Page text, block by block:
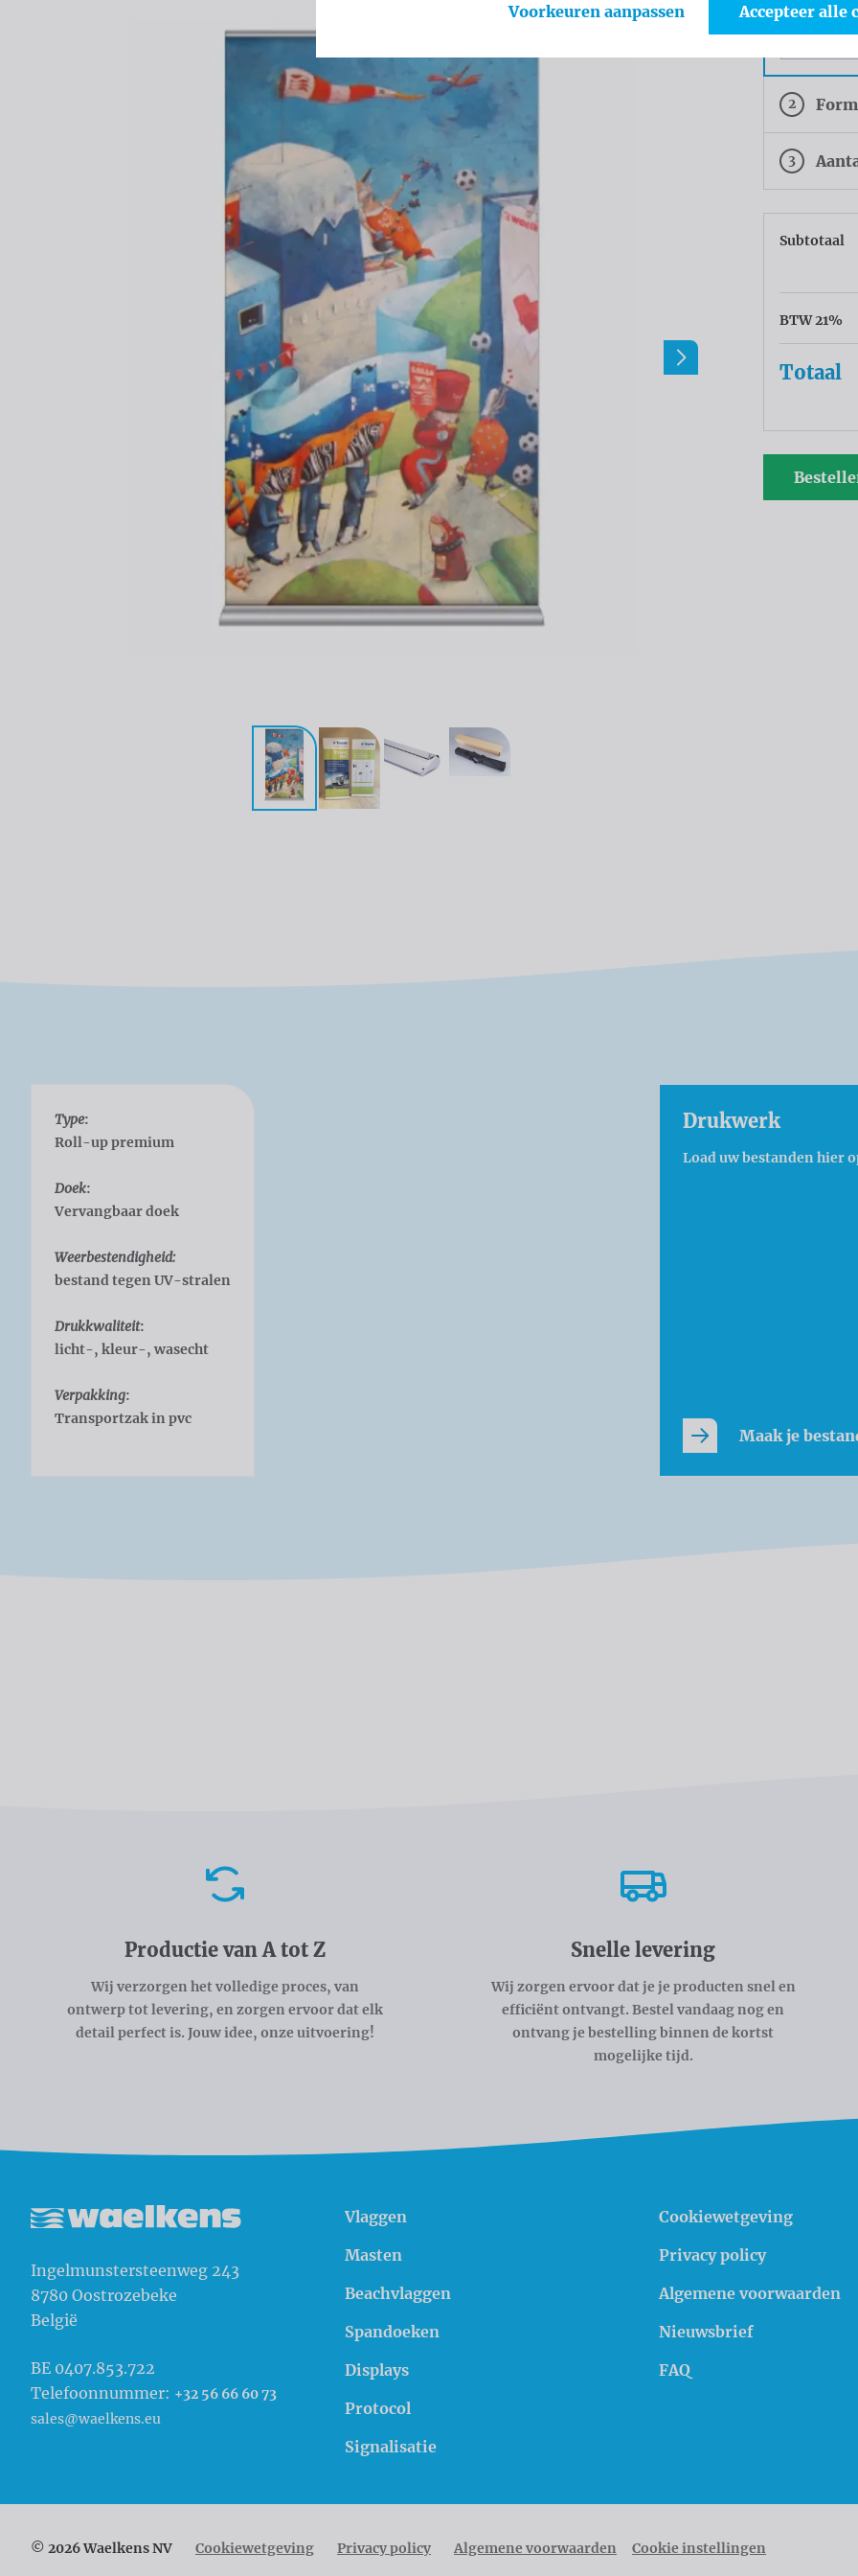
2
3
Subtotaal
BTW 21%
Totaal
Type:
Roll-up premium
Doek:
Vervangbaar doek
Weerbestendigheid:
bestand tegen UV-stralen
Drukkwaliteit:
licht-, kleur-, wasecht
Verpakking:
Transportzak in pvc
Drukwerk
Load uw bestanden hier
Maak je
Productie van A tot Z
Wij verzorgen het volledige proces, van
ontwerp tot levering, en zorgen ervoor dat elk
detail perfect is. Jouw idee, onze uitvoering!
Snelle levering
Wij zorgen ervoor dat je je producten snel en
efficiënt ontvangt. Bestel vandaag nog en
ontvang je bestelling binnen de kortst
mogelijke tijd.
Ingelmunstersteenweg 243
8780 Oostrozebeke
België
BE 0407.853.722
Telefoonnummer: +32 56 66 60 73
sales@waelkens.eu
Vlaggen
Masten
Beachvlaggen
Spandoeken
Displays
Protocol
Signalisatie
Cookiewetgeving
Privacy policy
Algemene voorwaarden
Nieuwsbrief
FAQ
© 2026 Waelkens NV Cookiewetgeving Privacy policy Algemene voorwaarden Cookie instellingen
Voorkeuren aanpassen Accepteer alle